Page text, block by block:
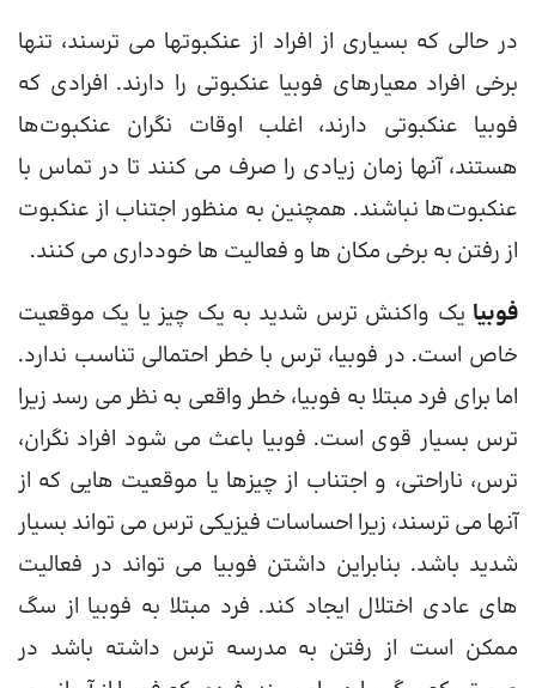
در حالی که بسیاری از افراد از عنکبوتها می ترسند، تنها
برخی افراد معیارهای فوبیا عنکبوتی را دارند. افرادی که
فوبیا عنکبوتی دارند، اغلب اوقات نگران عنکبوت‌ها
هستند، آنها زمان زیادی را صرف می کنند تا در تماس با
عنکبوت‌ها نباشند. همچنین به منظور اجتناب از عنکبوت
از رفتن به برخی مکان ها و فعالیت ها خودداری می کنند.
فوبیا یک واکنش ترس شدید به یک چیز یا یک موقعیت
خاص است. در فوبیا، ترس با خطر احتمالی تناسب ندارد.
اما برای فرد مبتلا به فوبیا، خطر واقعی به نظر می رسد زیرا
ترس بسیار قوی است. فوبیا باعث می شود افراد نگران،
ترس، ناراحتی، و اجتناب از چیزها یا موقعیت هایی که از
آنها می ترسند، زیرا احساسات فیزیکی ترس می تواند بسیار
شدید باشد. بنابراین داشتن فوبیا می تواند در فعالیت
های عادی اختلال ایجاد کند. فرد مبتلا به فوبیا از سگ
ممکن است از رفتن به مدرسه ترس داشته باشد در